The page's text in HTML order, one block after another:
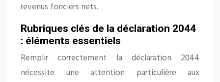
revenus fonciers nets.
Rubriques clés de la déclaration 2044
: éléments essentiels
Remplir correctement la déclaration 2044
nécessite une attention particulière aux